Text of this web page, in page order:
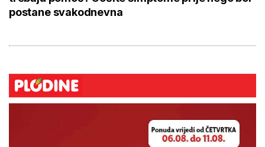
postane svakodnevna